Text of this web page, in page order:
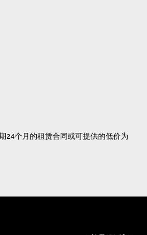
24个月的租赁合同或可提供的低价为